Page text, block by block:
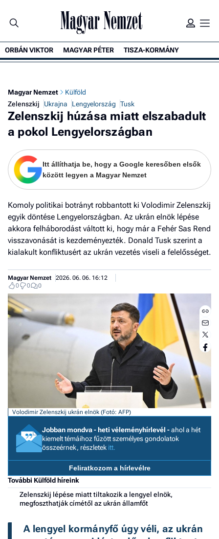
- heti
ORBÁN VIKTOR MAGYAR PÉTER TISZA-KORMÁNY
Magyar Nemzet
Külföld
Zelenszkij
Ukrajna Lengyelország Tusk
Zelenszkij húzása miatt elszabadult
a pokol Lengyelországban
Itt állíthatja be, hogy a Google keresőben elsők
között legyen a Magyar Nemzet
Komoly politikai botrányt robbantott ki Volodimir Zelenszkij
egyik döntése Lengyelországban. Az ukrán elnök lépése
akkora felháborodást váltott ki, hogy már a Fehér Sas Rend
visszavonását is kezdeményezték. Donald Tusk szerint a
kialakult konfliktusért az ukrán vezetés viseli a felelősséget.
Magyar Nemzet
2026. 06. 06. 16:12
0
0 0
Volodimir Zelenszkij ukrán elnök (Fotó: AFP)
Jobban mondva - heti véleményhírlevél -ahol a hét
kiemelt témáihoz fűzött személyes gondolatok
összeérnek, részletek itt.
Feliratkozom a hírlevélre
További Külföld híreink
Zelenszkij lépése miatt tiltakozik a lengyel elnök,
megfoszthatják címétől az ukrán államfőt
A lengyel kormányfő úgy véli, az ukrán